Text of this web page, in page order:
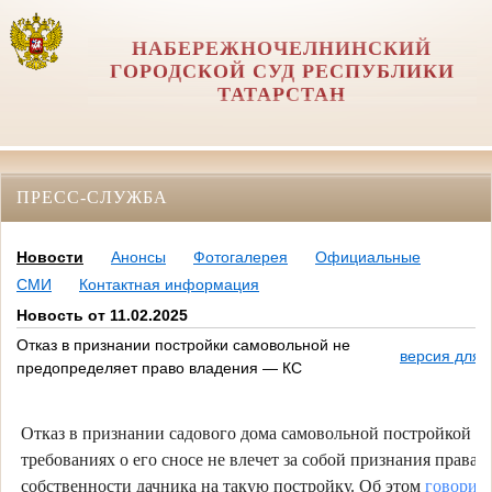
НАБЕРЕЖНОЧЕЛНИНСКИЙ
ГОРОДСКОЙ СУД РЕСПУБЛИКИ
ТАТАРСТАН
ПРЕСС-СЛУЖБА
Новости Анонсы Фотогалерея
Официальные
СМИ
Контактная информация
Новость от 11.02.2025
Отказ в признании постройки самовольной не
предопределяет право владения — КС
версия для
Отказ в признании садового дома самовольной постройкой и
требованиях о его сносе не влечет за собой признания права
собственности дачника на такую постройку. Об этом